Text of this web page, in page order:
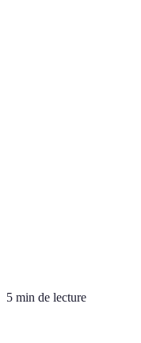
5 min de lecture